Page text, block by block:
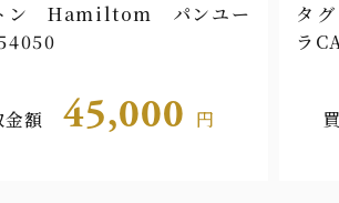
ン Hamiltom パンユー
金額 45,000 円
タ
ラ